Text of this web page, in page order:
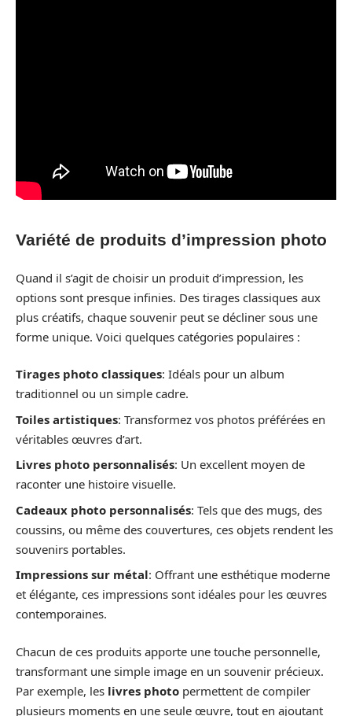
Variété de produits d’impression photo
Quand il s’agit de choisir un produit d’impression, les
options sont presque infinies. Des tirages classiques aux
plus créatifs, chaque souvenir peut se décliner sous une
forme unique. Voici quelques catégories populaires :
Tirages photo classiques: Idéals pour un album
traditionnel ou un simple cadre.
Toiles artistiques: Transformez vos photos préférées en
véritables œuvres d’art.
Livres photo personnalisés: Un excellent moyen de
raconter une histoire visuelle.
Cadeaux photo personnalisés: Tels que des mugs, des
coussins, ou même des couvertures, ces objets rendent les
souvenirs portables.
Impressions sur métal: Offrant une esthétique moderne
et élégante, ces impressions sont idéales pour les œuvres
contemporaines.
Chacun de ces produits apporte une touche personnelle,
transformant une simple image en un souvenir précieux.
Par exemple, les livres photo permettent de compiler
plusieurs moments en une seule œuvre, tout en ajoutant